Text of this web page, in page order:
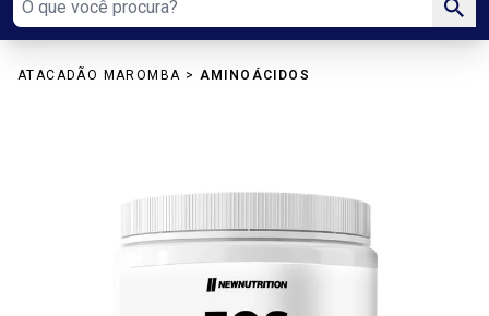
ATACADÃO MAROMBA > AMINOÁCIDOS